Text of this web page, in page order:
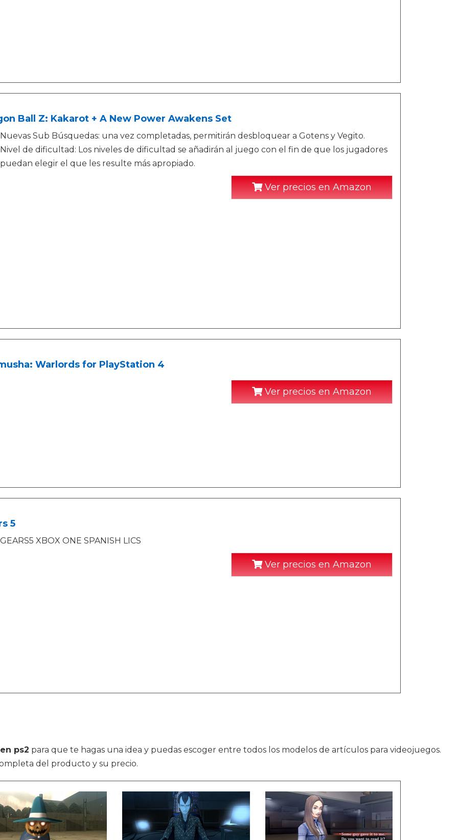
Ball Z: Kakarot + A New Power Awakens Set
Nuevas Sub Búsquedas: una vez completadas, permitirán desbloquear a Gotens y Vegito.
Nivel de dificultad: Los niveles de dificultad se añadirán al juego con el fin de que los jugadores
puedan elegir el que les resulte más apropiado.
Ver precios en Amazon
Warlords for PlayStation 4
Ver precios en Amazon
5
GEARS5 XBOX ONE SPANISH LICS
Ver precios en Amazon
ps2 para que te hagas una idea y puedas escoger entre todos los modelos de artículos para videojuegos.
del producto y su precio.